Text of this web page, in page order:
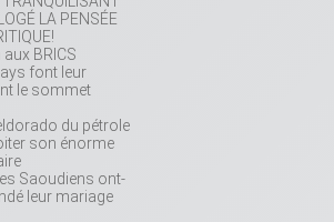
LA PENSÉE
aux BRICS
font leur
le sommet
du pétrole
son énorme
Saoudiens ont-
leur mariage